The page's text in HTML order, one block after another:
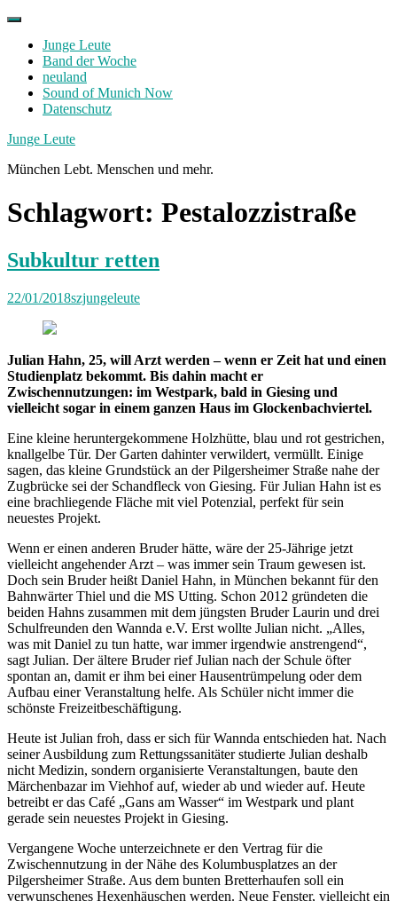
Skip
contentJunge Leute
Band der Woche
neuland
Sound of Munich Now
Datenschutz
Facebook
Twitter
Instagram
Junge Leute
München Lebt. Menschen und mehr.
Schlagwort: Pestalozzistraße
Subkultur retten
22/01/2018szjungeleute
Julian Hahn, 25, will Arzt werden – wenn er Zeit hat und einen
Studienplatz bekommt. Bis dahin macht er
Zwischennutzungen: im Westpark, bald in Giesing und
vielleicht sogar in einem ganzen Haus im Glockenbachviertel.
Eine kleine heruntergekommene Holzhütte, blau und rot gestrichen,
knallgelbe Tür. Der Garten dahinter verwildert, vermüllt. Einige
sagen, das kleine Grundstück an der Pilgersheimer Straße nahe der
Zugbrücke sei der Schandfleck von Giesing. Für Julian Hahn ist es
eine brachliegende Fläche mit viel Potenzial, perfekt für sein
neuestes Projekt.
Wenn er einen anderen Bruder hätte, wäre der 25-Jährige jetzt
vielleicht angehender Arzt – was immer sein Traum gewesen ist.
Doch sein Bruder heißt Daniel Hahn, in München bekannt für den
Bahnwärter Thiel und die MS Utting. Schon 2012 gründeten die
beiden Hahns zusammen mit dem jüngsten Bruder Laurin und drei
Schulfreunden den Wannda e.V. Erst wollte Julian nicht. „Alles,
was mit Daniel zu tun hatte, war immer irgendwie anstrengend“,
sagt Julian. Der ältere Bruder rief Julian nach der Schule öfter
spontan an, damit er ihm bei einer Hausentrümpelung oder dem
Aufbau einer Veranstaltung helfe. Als Schüler nicht immer die
schönste Freizeitbeschäftigung.
Heute ist Julian froh, dass er sich für Wannda entschieden hat. Nach
seiner Ausbildung zum Rettungssanitäter studierte Julian deshalb
nicht Medizin, sondern organisierte Veranstaltungen, baute den
Märchenbazar im Viehhof auf, wieder ab und wieder auf. Heute
betreibt er das Café „Gans am Wasser“ im Westpark und plant
gerade sein neuestes Projekt in Giesing.
Vergangene Woche unterzeichnete er den Vertrag für die
Zwischennutzung in der Nähe des Kolumbusplatzes an der
Pilgersheimer Straße. Aus dem bunten Bretterhaufen soll ein
verwunschenes Hexenhäuschen werden. Neue Fenster, vielleicht ein